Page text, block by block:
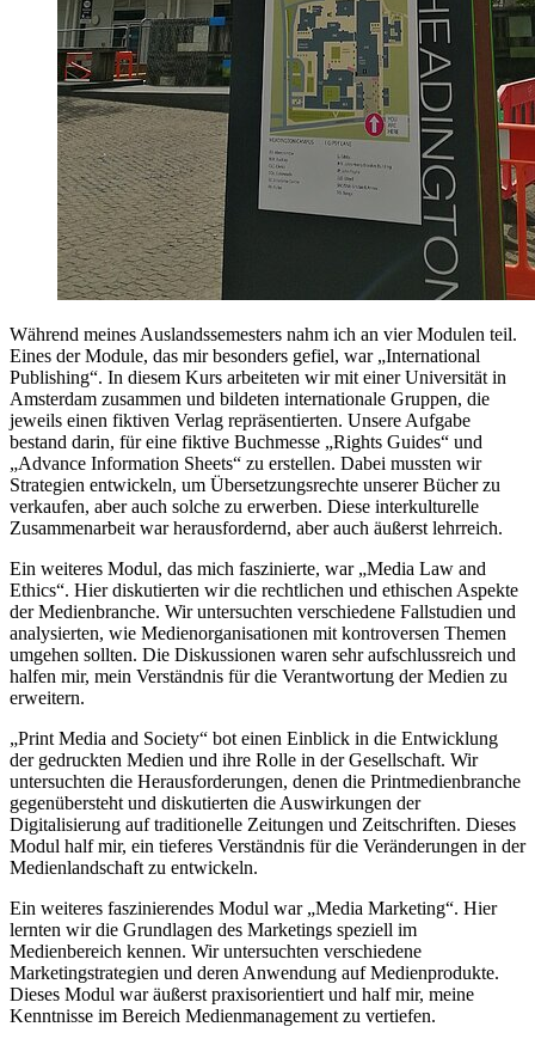
Während meines Auslandssemesters nahm ich an vier Modulen teil.
Eines der Module, das mir besonders gefiel, war „International
Publishing“. In diesem Kurs arbeiteten wir mit einer Universität in
Amsterdam zusammen und bildeten internationale Gruppen, die
jeweils einen fiktiven Verlag repräsentierten. Unsere Aufgabe
bestand darin, für eine fiktive Buchmesse „Rights Guides“ und
„Advance Information Sheets“ zu erstellen. Dabei mussten wir
Strategien entwickeln, um Übersetzungsrechte unserer Bücher zu
verkaufen, aber auch solche zu erwerben. Diese interkulturelle
Zusammenarbeit war herausfordernd, aber auch äußerst lehrreich.
Ein weiteres Modul, das mich faszinierte, war „Media Law and
Ethics“. Hier diskutierten wir die rechtlichen und ethischen Aspekte
der Medienbranche. Wir untersuchten verschiedene Fallstudien und
analysierten, wie Medienorganisationen mit kontroversen Themen
umgehen sollten. Die Diskussionen waren sehr aufschlussreich und
halfen mir, mein Verständnis für die Verantwortung der Medien zu
erweitern.
„Print Media and Society“ bot einen Einblick in die Entwicklung
der gedruckten Medien und ihre Rolle in der Gesellschaft. Wir
untersuchten die Herausforderungen, denen die Printmedienbranche
gegenübersteht und diskutierten die Auswirkungen der
Digitalisierung auf traditionelle Zeitungen und Zeitschriften. Dieses
Modul half mir, ein tieferes Verständnis für die Veränderungen in der
Medienlandschaft zu entwickeln.
Ein weiteres faszinierendes Modul war „Media Marketing“. Hier
lernten wir die Grundlagen des Marketings speziell im
Medienbereich kennen. Wir untersuchten verschiedene
Marketingstrategien und deren Anwendung auf Medienprodukte.
Dieses Modul war äußerst praxisorientiert und half mir, meine
Kenntnisse im Bereich Medienmanagement zu vertiefen.